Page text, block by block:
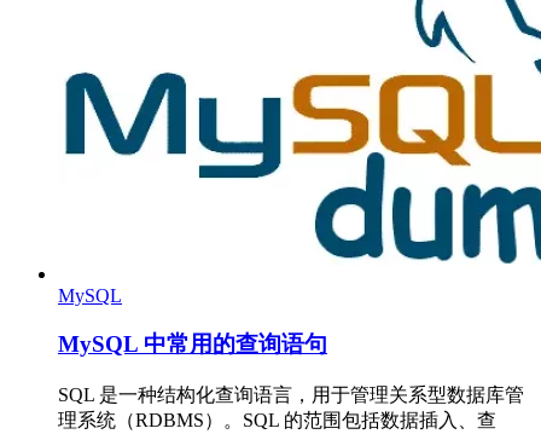
MySQL
MySQL 中常用的查询语句
SQL 是一种结构化查询语言，用于管理关系型数据库管
理系统（RDBMS）。SQL 的范围包括数据插入、查